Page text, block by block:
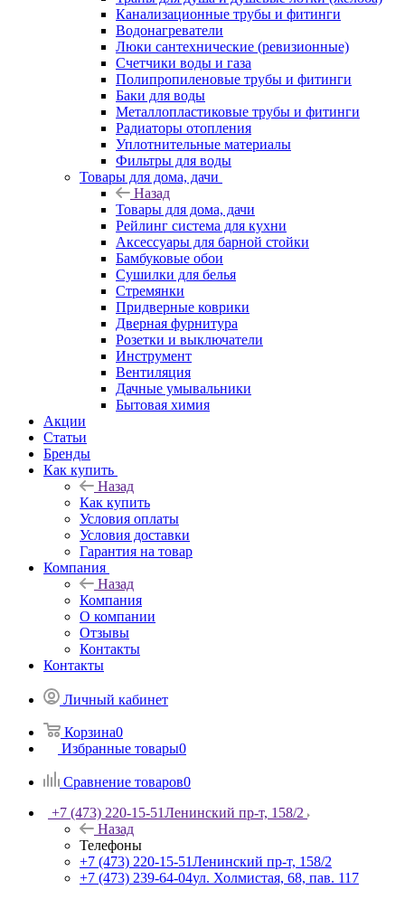
Канализационные трубы и фитинги
Водонагреватели
Люки сантехнические (ревизионные)
Счетчики воды и газа
Полипропиленовые трубы и фитинги
Баки для воды
Металлопластиковые трубы и фитинги
Радиаторы отопления
Уплотнительные материалы
Фильтры для воды
Товары для дома, дачи
Назад
Товары для дома, дачи
Рейлинг система для кухни
Аксессуары для барной стойки
Бамбуковые обои
Сушилки для белья
Стремянки
Придверные коврики
Дверная фурнитура
Розетки и выключатели
Инструмент
Вентиляция
Дачные умывальники
Бытовая химия
Акции
Статьи
Бренды
Как купить
Назад
Как купить
Условия оплаты
Условия доставки
Гарантия на товар
Компания
Назад
Компания
О компании
Отзывы
Контакты
Контакты
Личный кабинет
Корзина0
Избранные товары0
Сравнение товаров0
+7 (473) 220-15-51Ленинский пр-т, 158/2
Назад
Телефоны
+7 (473) 220-15-51Ленинский пр-т, 158/2
+7 (473) 239-64-04ул. Холмистая, 68, пав. 117